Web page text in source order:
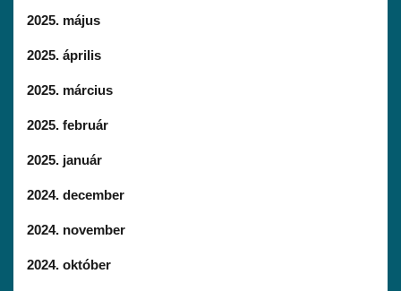
2025. május
2025. április
2025. március
2025. február
2025. január
2024. december
2024. november
2024. október